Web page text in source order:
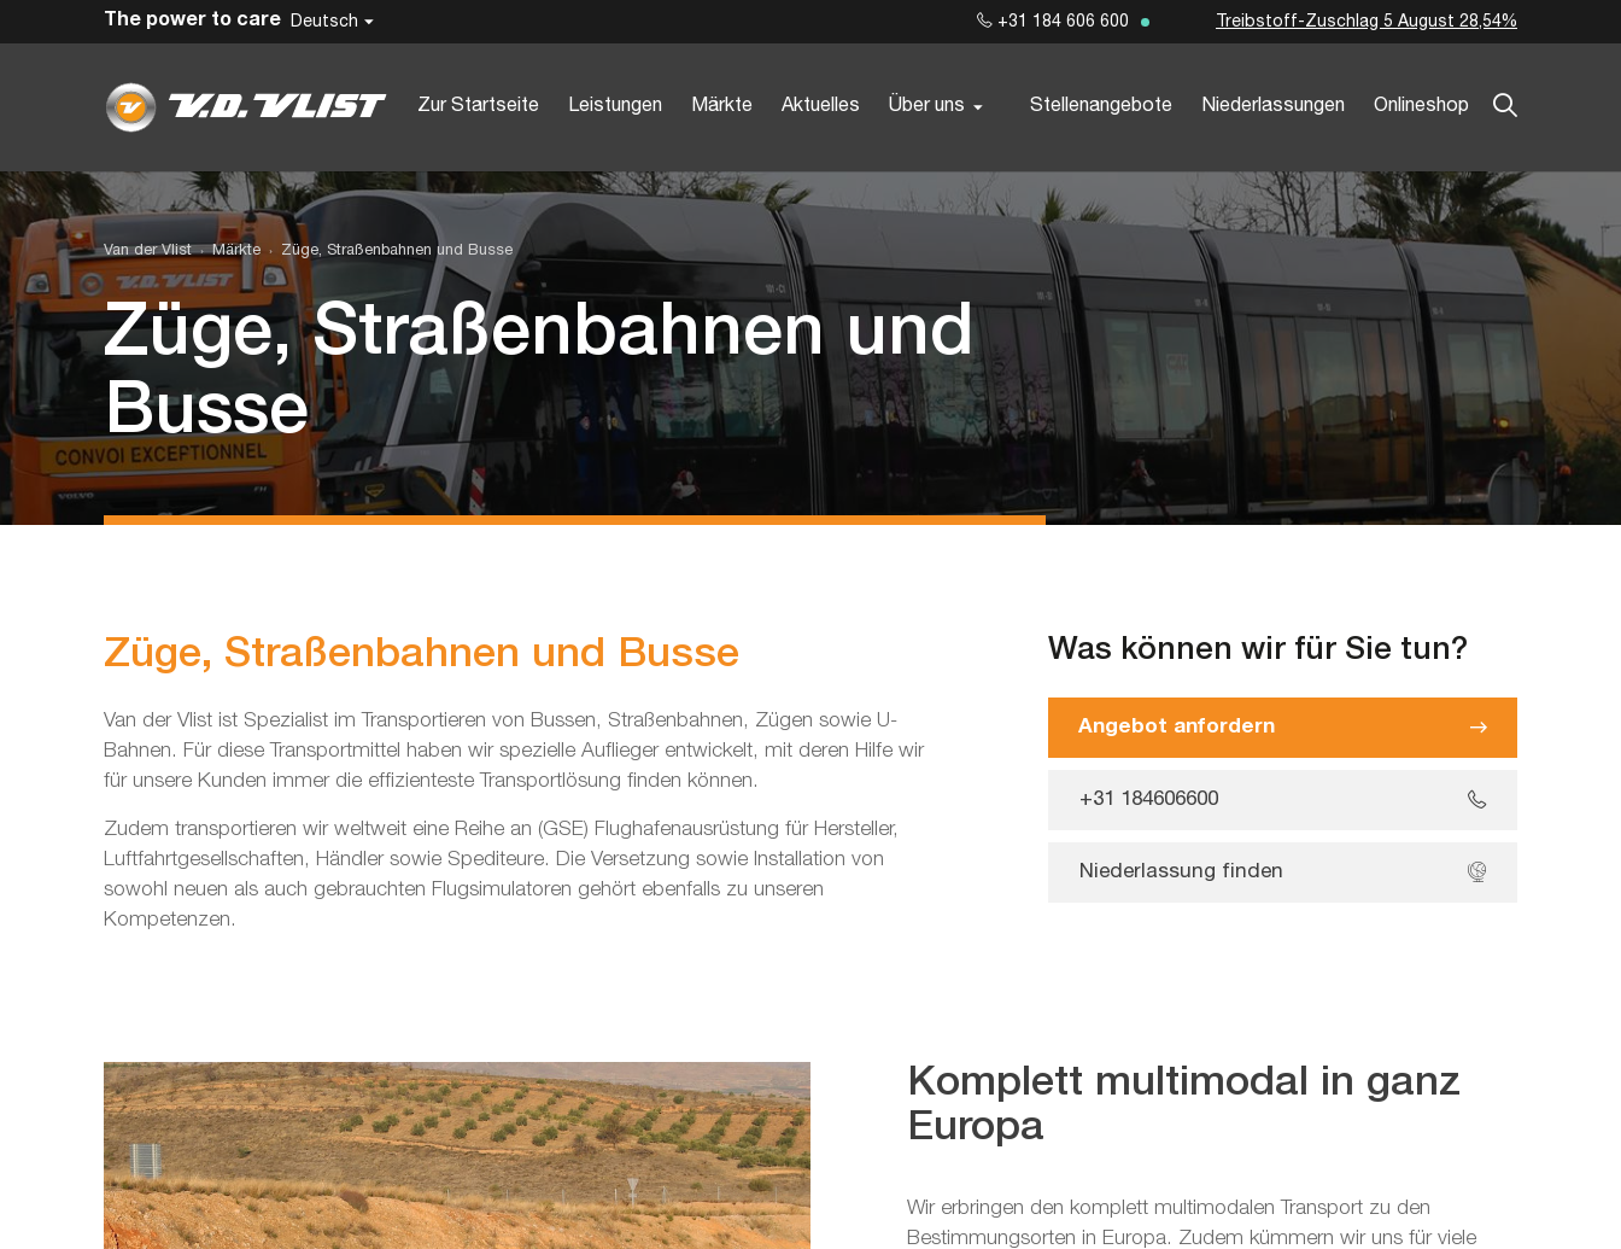
Deutsch
Zur Startseite Leistungen Märkte Aktuelles Über uns Stellenangebote Niederlassungen Onlineshop
The power to care +31 184 606 600 Treibstoff-Zuschlag 5 August 28,54%
Van der Vlist Märkte Züge, Straßenbahnen und Busse
Züge, Straßenbahnen und
Busse
Züge, Straßenbahnen und Busse
Van der Vlist ist Spezialist im Transportieren von Bussen, Straßenbahnen, Zügen sowie U-
Bahnen. Für diese Transportmittel haben wir spezielle Auflieger entwickelt, mit deren Hilfe wir
für unsere Kunden immer die effizienteste Transportlösung finden können.
Zudem transportieren wir weltweit eine Reihe an (GSE) Flughafenausrüstung für Hersteller,
Luftfahrtgesellschaften, Händler sowie Spediteure. Die Versetzung sowie Installation von
sowohl neuen als auch gebrauchten Flugsimulatoren gehört ebenfalls zu unseren
Kompetenzen.
Was können wir für Sie tun?
Angebot anfordern
+31 184606600
Niederlassung finden
Komplett multimodal in ganz
Europa
Wir erbringen den komplett multimodalen Transport zu den
Bestimmungsorten in Europa. Zudem kümmern wir uns für viele